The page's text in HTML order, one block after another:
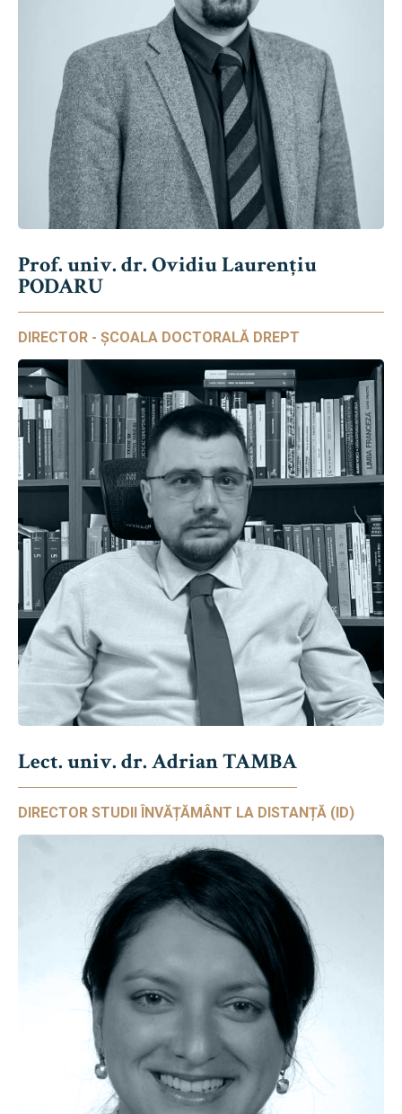
Prof. univ. dr. Ovidiu Laurențiu
PODARU
DIRECTOR - ȘCOALA DOCTORALĂ DREPT
Lect. univ. dr. Adrian TAMBA
DIRECTOR STUDII ÎNVĂȚĂMÂNT LA DISTANȚĂ (ID)